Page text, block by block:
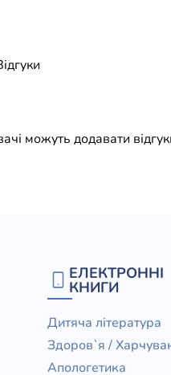
можуть додавати
ЕЛЕКТРОННІ
КНИГИ
Дитяча література
Здоров`я /
Апологетика